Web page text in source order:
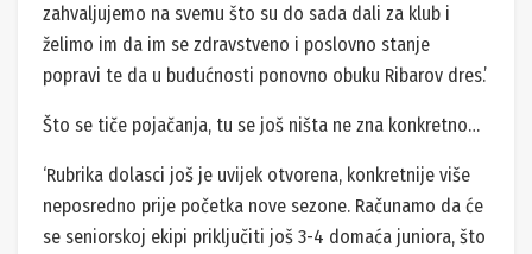
zahvaljujemo na svemu što su do sada dali za klub i
želimo im da im se zdravstveno i poslovno stanje
popravi te da u budućnosti ponovno obuku Ribarov dres.’
Što se tiče pojačanja, tu se još ništa ne zna konkretno…
‘Rubrika dolasci još je uvijek otvorena, konkretnije više
neposredno prije početka nove sezone. Računamo da će
se seniorskoj ekipi priključiti još 3-4 domaća juniora, što